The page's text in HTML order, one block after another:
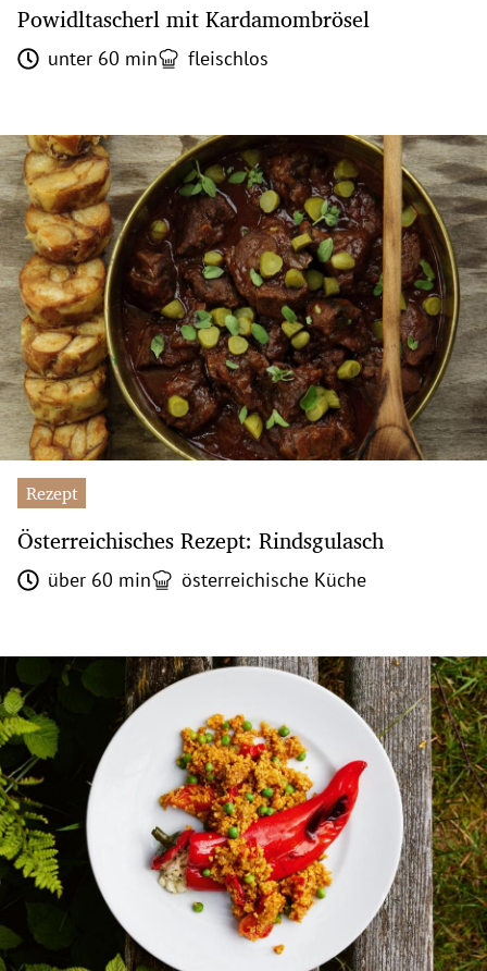
Powidltascherl mit Kardamombrösel
unter 60 min fleischlos
Rezept
Österreichisches Rezept: Rindsgulasch
über 60 min österreichische Küche